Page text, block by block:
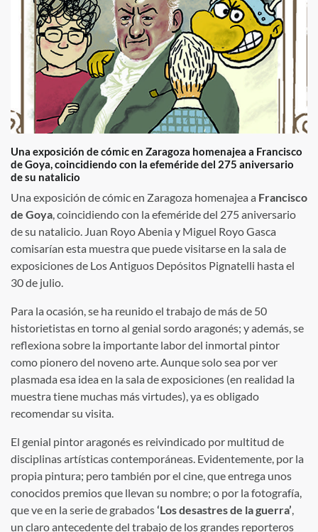
Una exposición de cómic en Zaragoza homenajea a Francisco
de Goya, coincidiendo con la efeméride del 275 aniversario
de su natalicio
Una exposición de cómic en Zaragoza homenajea a Francisco
de Goya , coincidiendo con la efeméride del 275 aniversario
de su natalicio. Juan Royo Abenia y Miguel Royo Gasca
comisarían esta muestra que puede visitarse en la sala de
exposiciones de Los Antiguos Depósitos Pignatelli hasta el
30 de julio.
Para la ocasión, se ha reunido el trabajo de más de 50
historietistas en torno al genial sordo aragonés; y además, se
reflexiona sobre la importante labor del inmortal pintor
como pionero del noveno arte. Aunque solo sea por ver
plasmada esa idea en la sala de exposiciones (en realidad la
muestra tiene muchas más virtudes), ya es obligado
recomendar su visita.
El genial pintor aragonés es reivindicado por multitud de
disciplinas artísticas contemporáneas. Evidentemente, por la
propia pintura; pero también por el cine, que entrega unos
conocidos premios que llevan su nombre; o por la fotografía,
que ve en la serie de grabados‘Los desastres de la guerra’
un claro antecedente del trabajo de los grandes reporteros